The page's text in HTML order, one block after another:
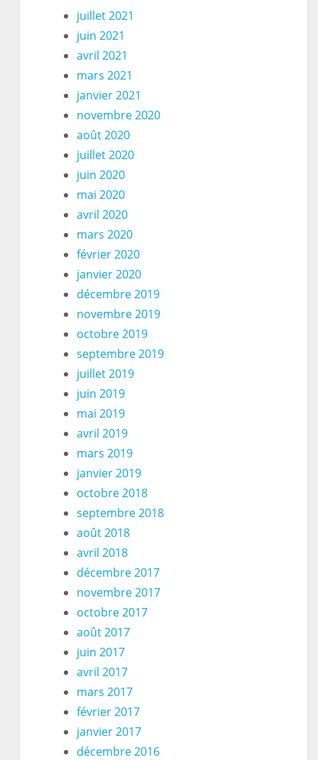
juillet 2021
juin 2021
avril 2021
mars 2021
janvier 2021
novembre 2020
août 2020
juillet 2020
juin 2020
mai 2020
avril 2020
mars 2020
février 2020
janvier 2020
décembre 2019
novembre 2019
octobre 2019
septembre 2019
juillet 2019
juin 2019
mai 2019
avril 2019
mars 2019
janvier 2019
octobre 2018
septembre 2018
août 2018
avril 2018
décembre 2017
novembre 2017
octobre 2017
août 2017
juin 2017
avril 2017
mars 2017
février 2017
janvier 2017
décembre 2016